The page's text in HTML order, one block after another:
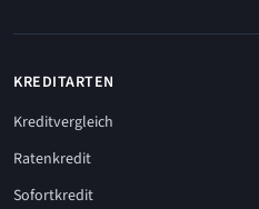
KREDITARTEN
Kreditvergleich
Ratenkredit
Sofortkredit